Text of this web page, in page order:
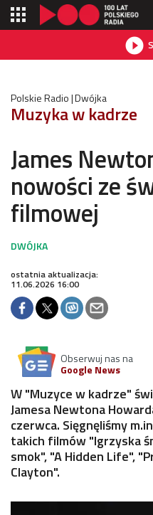

Polskie Radio Dwójka
Muzyka w kadrze
James
nowości ze
filmowej
ostatnia aktualizacja:
11.06.2026 16:00
Obserwuj nas na
Google News
W "Muzyce w kadrze"
Jamesa Newtona
czerwca. Sięgnęliśmy
takich filmów "Igrzyska
smok", "A Hidden Life",
Clayton".